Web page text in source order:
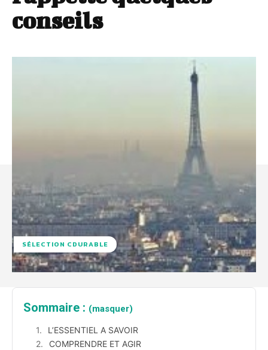
conseils
SÉLECTION CDURABLE
Sommaire : (masquer)
L’ESSENTIEL A SAVOIR
COMPRENDRE ET AGIR